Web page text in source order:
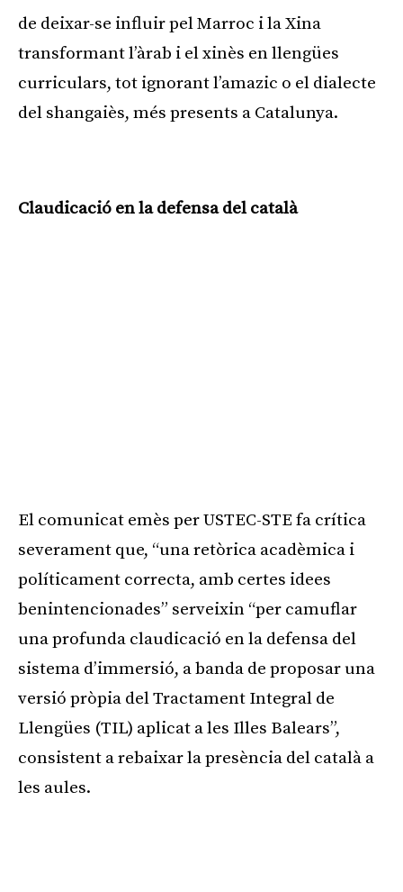
de deixar-se influir pel Marroc i la Xina
transformant l’àrab i el xinès en llengües
curriculars, tot ignorant l’amazic o el dialecte
del shangaiès, més presents a Catalunya.
Claudicació en la defensa del català
El comunicat emès per USTEC-STE fa crítica
severament que, “una retòrica acadèmica i
políticament correcta, amb certes idees
benintencionades” serveixin “per camuflar
una profunda claudicació en la defensa del
sistema d’immersió, a banda de proposar una
versió pròpia del Tractament Integral de
Llengües (TIL) aplicat a les Illes Balears”,
consistent a rebaixar la presència del català a
les aules.